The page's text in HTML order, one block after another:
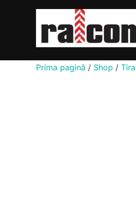
Prima pagină / Shop /